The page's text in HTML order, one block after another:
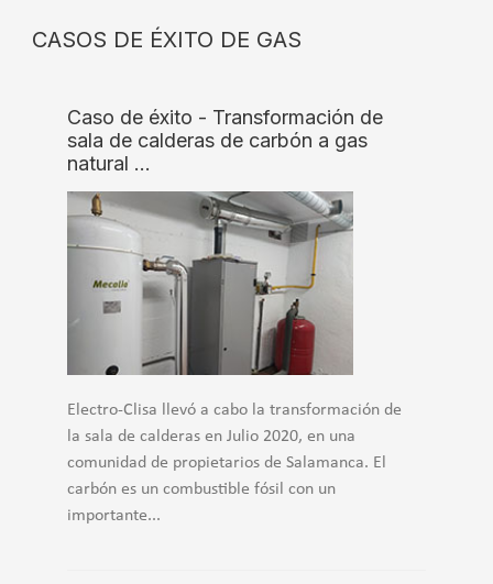
CASOS DE ÉXITO DE GAS
Caso de éxito - Transformación de
sala de calderas de carbón a gas
natural …
Electro-Clisa llevó a cabo la transformación de
la sala de calderas en Julio 2020, en una
comunidad de propietarios de Salamanca. El
carbón es un combustible fósil con un
importante...